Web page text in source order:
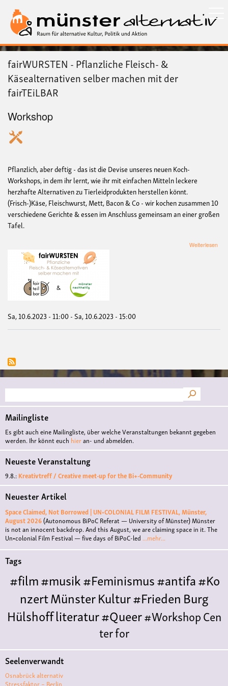
zum
Inhalt
fairWURSTEN - Pflanzliche Fleisch- &
Käsealternativen selber machen mit der
fairTEiLBAR
Workshop
Pflanzlich, aber deftig - das ist die Devise unseres neuen Koch-
Workshops, in dem ihr lernt, wie ihr mit einfachen Mitteln leckere
herzhafte Alternativen zu Tierleidprodukten herstellen könnt.
(Frisch-)Käse, Fleischwurst, Mett, Bacon & Co - wir kochen zusammen 10
verschiedene Gerichte & essen im Anschluss gemeinsam an einer großen
Tafel.
Weiterlesen
der
Sa, 10.6.2023 - 11:00-Sa, 10.6.2023 - 15:00
Suche
Mailingliste
Es gibt auch eine Mailingliste, über welche Veranstaltungen bekannt gegeben
werden. Ihr könnt euch hieran- und abmelden.
Neueste Veranstaltung
9.8.:Kreativtreff / Creative meet-up for the Bi+-Community
Neuester Artikel
Space Claimed, Not Borrowed | UN•COLONIAL FILM FESTIVAL, Münster,
August 2026(Autonomous BiPoC Referat — University of Münster)Münster
is not an innocent backdrop. And this August, we are claiming space in it. The
Un•colonial Film Festival — five days of BiPoC-led ...mehr...
Tags
#film#musik#Feminismus#antifa#Ko
nzertMünsterKultur#FriedenBurg
Hülshoffliteratur#Queer#WorkshopCen
ter for
LiteraturePolyamoriePolytreff#liveKonzert
Polyamorietreff
Monogamie
Seelenverwandt
Osnabrück alternativ
Stressfaktor – Berlin